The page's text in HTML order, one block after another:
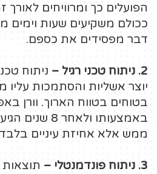
הפועלים כך ומרוויחים לאורך
ככולם משקיעים שעות וימים
דבר מפסידים את כספם.
2. ניתוח טכני רגיל –
ניתוח
יוצר אשליות והסתמכות עליו
בטוחים בטווח הארוך. וורן
באמצעותו
ממש אלא אחיזת עיניים
3. ניתוח פונדמנטלי –
תוצאות